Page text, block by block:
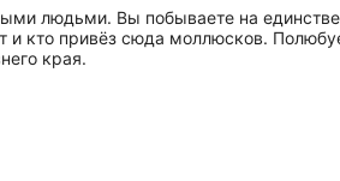
людьми. Вы побываете на
и кто привёз сюда моллюсков.
края.